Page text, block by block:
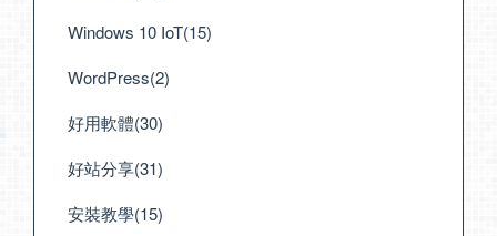
Windows 10 IoT(15)
WordPress(2)
好用軟體(30)
好站分享(31)
安裝教學(15)